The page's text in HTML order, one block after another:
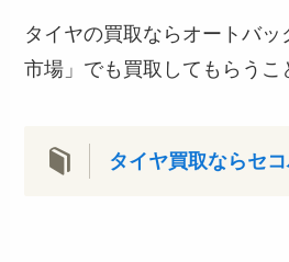
タイヤの買取ならオートバ
市場」でも買取してもらうこ
タイヤ買取ならセ